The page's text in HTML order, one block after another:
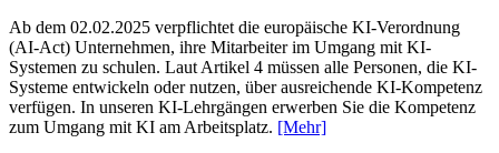
Ab dem 02.02.2025 verpflichtet die europäische KI-Verordnung
(AI-Act) Unternehmen, ihre Mitarbeiter im Umgang mit KI-
Systemen zu schulen. Laut Artikel 4 müssen alle Personen, die KI-
Systeme entwickeln oder nutzen, über ausreichende KI-Kompetenz
verfügen. In unseren KI-Lehrgängen erwerben Sie die Kompetenz
zum Umgang mit KI am Arbeitsplatz. [Mehr]